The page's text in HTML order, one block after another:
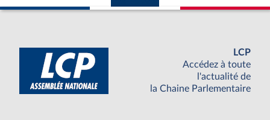
LCP
Accédez à toute
l'actualité de
la Chaine Parlementaire